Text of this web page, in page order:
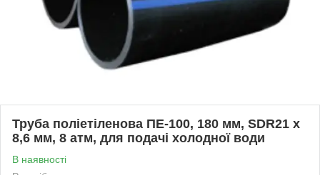
Труба поліетіленова ПЕ-100, 180 мм, SDR21 х
8,6 мм, 8 атм, для подачі холодної води
В наявності